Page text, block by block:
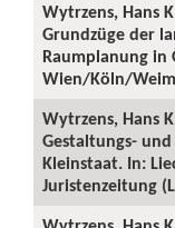
Wytrzens, Hans
Grundzüge der
Raumplanung in
Wien/Köln/
Wytrzens, Hans
Gestaltungs-
Kleinstaat. In:
Juristenzeitung